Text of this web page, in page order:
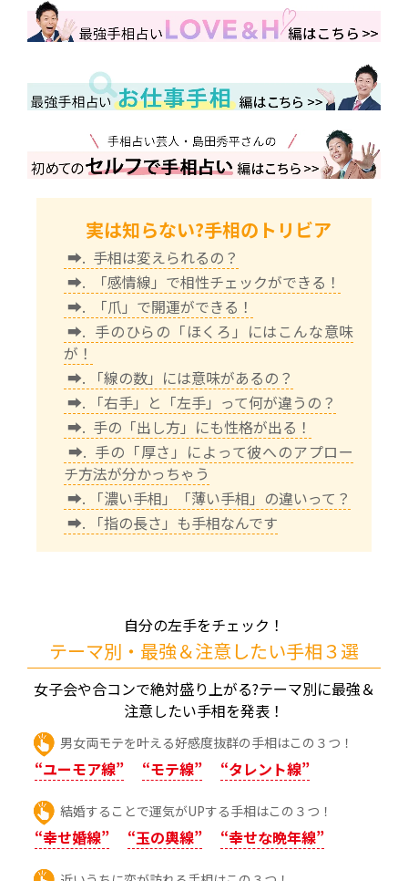
実は知らない?手相のトリビア
➡. 手相は変えられるの？
➡. 「感情線」で相性チェックができる！
➡. 「爪」で開運ができる！
➡. 手のひらの「ほくろ」にはこんな意味
が！
➡. 「線の数」には意味があるの？
➡. 「右手」と「左手」って何が違うの？
➡. 手の「出し方」にも性格が出る！
➡. 手の「厚さ」によって彼へのアプロー
チ方法が分かっちゃう
➡. 「濃い手相」「薄い手相」の違いって？
➡. 「指の長さ」も手相なんです
自分の左手をチェック！
テーマ別・最強＆注意したい手相３選
女子会や合コンで絶対盛り上がる?テーマ別に最強＆
注意したい手相を発表！
男女両モテを叶える好感度抜群の手相はこの３つ！
“ユーモア線” “モテ線” “タレント線”
結婚することで運気がUPする手相はこの３つ！
“幸せ婚線” “玉の輿線” “幸せな晩年線”